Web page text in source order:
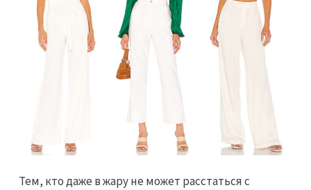
Тем, кто даже в жару не может расстаться с